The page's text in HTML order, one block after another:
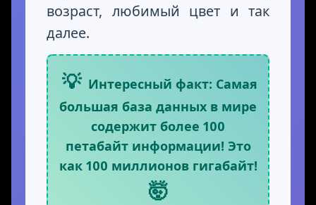
возраст, любимый цвет и так
далее.
💡 Интересный факт: Самая
большая база данных в мире
содержит более 100
петабайт информации! Это
как 100 миллионов гигабайт!
🤯